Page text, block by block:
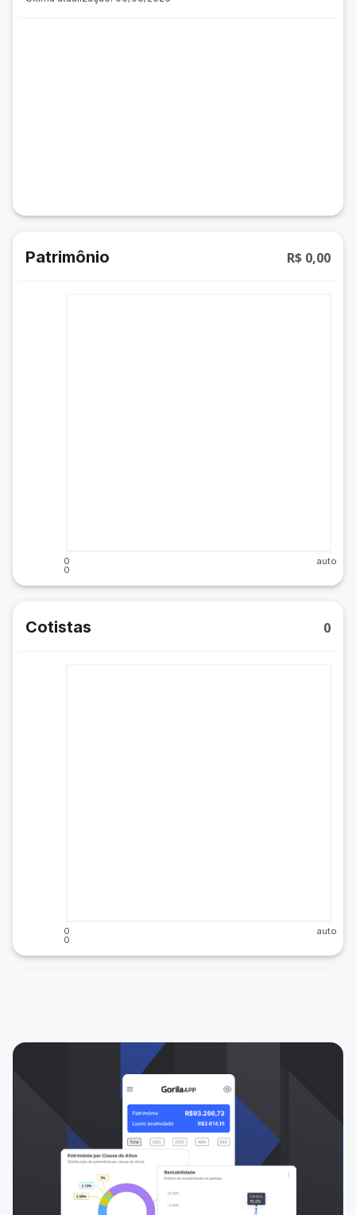
Patrimônio R$ 0,00
0
0
auto
Cotistas 0
0
0
auto